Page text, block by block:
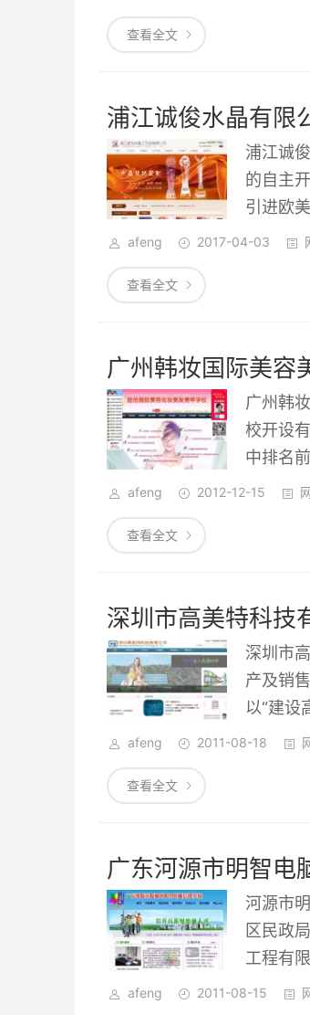
查看全文
浦江诚俊水晶有限
浦江诚
的自主
引进欧
雅、精
afeng 2017-04-03
查看全文
广州韩妆国际美容
广州韩
校开设
中排名
学多年
afeng 2012-12-15
查看全文
深圳市高美特科技
深圳市
产及销
以“建设
司90%
afeng 2011-08-18
查看全文
广东河源市明智电
河源市
区民政
工程有
学校是
afeng 2011-08-15